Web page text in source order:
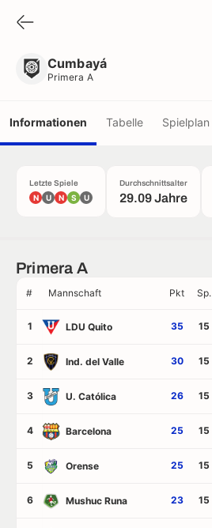
Cumbayá
Primera A
Informationen Tabelle Spielplan
Letzte Spiele
N U N S U
Durchschnittsalter
29.09 Jahre
Primera A
# Mannschaft Pkt Sp.
1 LDU Quito 35 15
2 Ind. del Valle 30 15
3 U. Católica 26 15
4 Barcelona 25 15
5 Orense 25 15
6 Mushuc Runa 23 15